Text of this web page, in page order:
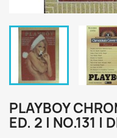
PLAYBOY
ED. 2 | NO.131 |